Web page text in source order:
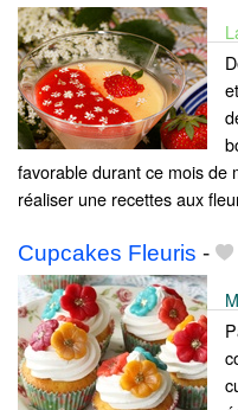
favorable durant ce mois de
réaliser une recettes aux
Cupcakes Fleuris -